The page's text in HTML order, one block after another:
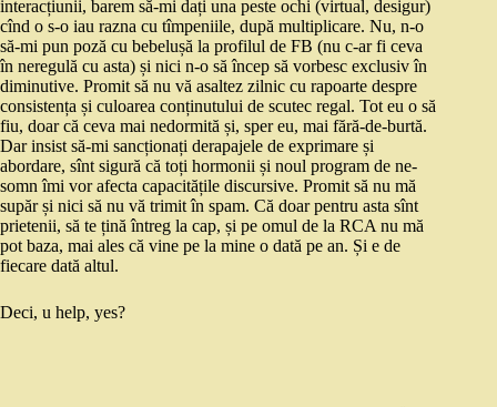
interacțiunii, barem să-mi dați una peste ochi (virtual, desigur)
cînd o s-o iau razna cu tîmpeniile, după multiplicare. Nu, n-o
să-mi pun poză cu bebelușă la profilul de FB (nu c-ar fi ceva
în neregulă cu asta) și nici n-o să încep să vorbesc exclusiv în
diminutive. Promit să nu vă asaltez zilnic cu rapoarte despre
consistența și culoarea conținutului de scutec regal. Tot eu o să
fiu, doar că ceva mai nedormită și, sper eu, mai fără-de-burtă.
Dar insist să-mi sancționați derapajele de exprimare și
abordare, sînt sigură că toți hormonii și noul program de ne-
somn îmi vor afecta capacitățile discursive. Promit să nu mă
supăr și nici să nu vă trimit în spam. Că doar pentru asta sînt
prietenii, să te țină întreg la cap, și pe omul de la RCA nu mă
pot baza, mai ales că vine pe la mine o dată pe an. Și e de
fiecare dată altul.
Deci, u help, yes?